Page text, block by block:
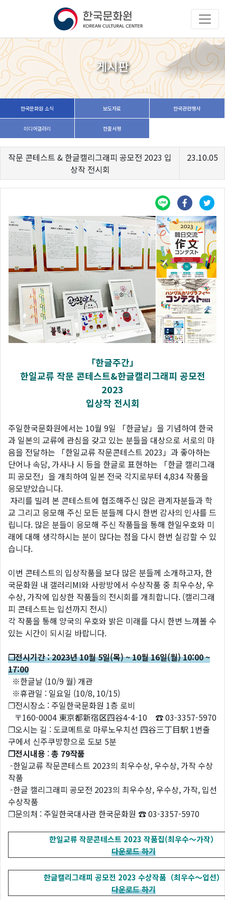
게시판
한국문화원 소식 보도자료 한국관련행사
미디어갤러리 한줄서평
작문 콘테스트 & 한글캘리그래피 공모전 2023 입
상작 전시회
23.10.05
「한글주간」
한일교류 작문 콘테스트&한글캘리그래피 공모전
2023
입상작 전시회
주일한국문화원에서는 10월 9일 「한글날」을 기념하여 한국
과 일본의 교류에 관심을 갖고 있는 분들을 대상으로 서로의 마
음을 전달하는 「한일교류 작문콘테스트 2023」과 좋아하는
단어나 속담, 가사나 시 등을 한글로 표현하는 「한글 캘리그래
피 공모전」을 개최하여 일본 전국 각지로부터 4,834 작품을
응모받았습니다.
자리를 빌려 본 콘테스트에 협조해주신 많은 관계자분들과 학
교 그리고 응모해 주신 모든 분들께 다시 한번 감사의 인사를 드
립니다. 많은 분들이 응모해 주신 작품들을 통해 한일우호와 미
래에 대해 생각하시는 분이 많다는 점을 다시 한번 실감할 수 있
습니다.
이번 콘테스트의 입상작품을 보다 많은 분들께 소개하고자, 한
국문화원 내 갤러리MI와 사랑방에서 수상작품 중 최우수상, 우
수상, 가작에 입상한 작품들의 전시회를 개최합니다. (캘리그래
피 콘테스트는 입선까지 전시)
각 작품을 통해 양국의 우호와 밝은 미래를 다시 한번 느껴볼 수
있는 시간이 되시길 바랍니다.
❐전시기간 : 2023년10월5일(목) ~ 10월16일(월) 10:00 ~
17:00
※한글날 (10/9 월) 개관
※휴관일 : 일요일 (10/8, 10/15)
❐전시장소 : 주일한국문화원 1층 로비
〒160-0004 東京都新宿区四谷4-4-10 ☎ 03-3357-5970
❐오시는 길 : 도쿄메트로 마루노우치선 四谷三丁目駅 1번출
구에서 신주쿠방향으로 도보 5분
❐전시내용 :총 79작품
-한일교류 작문콘테스트 2023의 최우수상, 우수상, 가작 수상
작품
-한글 캘리그래피 공모전 2023의 최우수상, 우수상, 가작, 입선
수상작품
❐문의처 : 주일한국대사관 한국문화원 ☎ 03-3357-5970
한일교류 작문콘테스트 2023 작품집(최우수～가작）
다운로드 하기
한글캘리그래피 공모전 2023 수상작품（최우수～입선）
다운로드 하기